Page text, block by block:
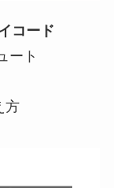
コード
ート
方